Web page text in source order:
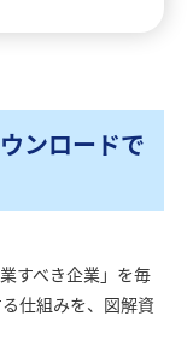
ンロードで
すべき企業」を毎
仕組みを、図解資